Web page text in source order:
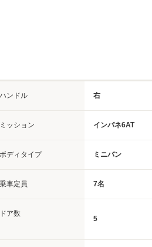
ハンドル 右
ミッション インパネ6AT
ボディタイプ ミニバン
乗車定員 7名
ドア数
5